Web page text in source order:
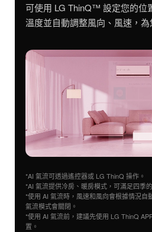
可使用 LG ThinQ™ 設定您的位
溫度並自動調整風向、風速，為
*AI 氣流可透過遙控器或 LG ThinQ 操作。
*AI 氣流提供冷房、暖房模式，可滿足四季
*使用 AI 氣流時，風速和風向會根據情況自
氣流模式會關閉。
*使用 AI 氣流前，建議先使用 LG ThinQ
置。